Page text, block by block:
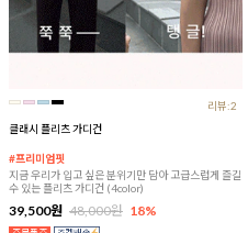
리뷰:2
클래시 플리츠 가디건
#프리미엄핏
지금 우리가 입고 싶은 분위기만 담아 고급스럽게 즐길
수 있는 플리츠 가디건 (4color)
39,500원 48,000원 18%